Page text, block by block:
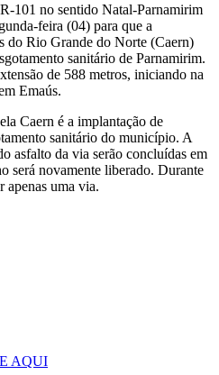
101 no sentido Natal-Parnamirim
feira (04) para que a
do Rio Grande do Norte (Caern)
sanitário de Parnamirim.
de 588 metros, iniciando na
Emaús.
Caern é a implantação de
sanitário do município. A
asfalto da via serão concluídas em
será novamente liberado. Durante
apenas uma via.
AQUI